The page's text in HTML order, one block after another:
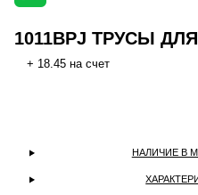
1011BPJ ТРУСЫ
+ 18.45 на счет
НАЛИЧИЕ В